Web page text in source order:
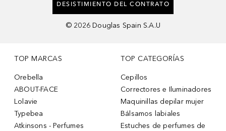
DESISTIMIENTO DEL CONTRATO
© 2026 Douglas Spain S.A.U
TOP MARCAS
Orebella
ABOUT-FACE
Lolavie
Typebea
Atkinsons - Perfumes
TOP CATEGORÍAS
Cepillos
Correctores e Iluminadores
Maquinillas depilar mujer
Bálsamos labiales
Estuches de perfumes de